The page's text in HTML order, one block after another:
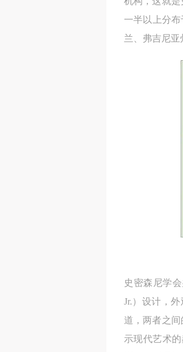
一半以上分
兰、弗吉尼亚
史密森尼学
Jr.）设计，
道，两者之
示现代艺术